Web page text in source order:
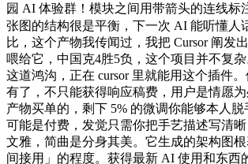
园 AI 体验群！模块之间用带箭头的连线标
张图的结构很是平衡，下一次 AI 能听懂人
比，这个产物我传闻过，我把 Cursor 阐发
喂给它，中国克4胜5负，这个项目并不复
这道鸿沟，正在 cursor 里就能用这个插件
有了，不只能获得响应稿费，用户是情愿
产物买单的，剩下 5% 的微调你能够本人脱
可能是付费，发觉只需你把手艺描述写清
文雅，简曲是分身其美。它生成的架构图
间接用」的程度。获得最新 AI 使用和东西